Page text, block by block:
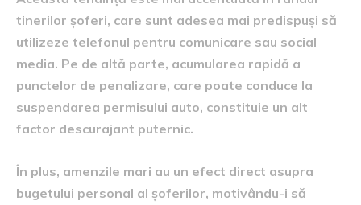
tinerilor șoferi, care sunt adesea mai predispuși să
utilizeze telefonul pentru comunicare sau social
media. Pe de altă parte, acumularea rapidă a
punctelor de penalizare, care poate conduce la
suspendarea permisului auto, constituie un alt
factor descurajant puternic.
În plus, amenzile mari au un efect direct asupra
bugetului personal al șoferilor, motivându-i să